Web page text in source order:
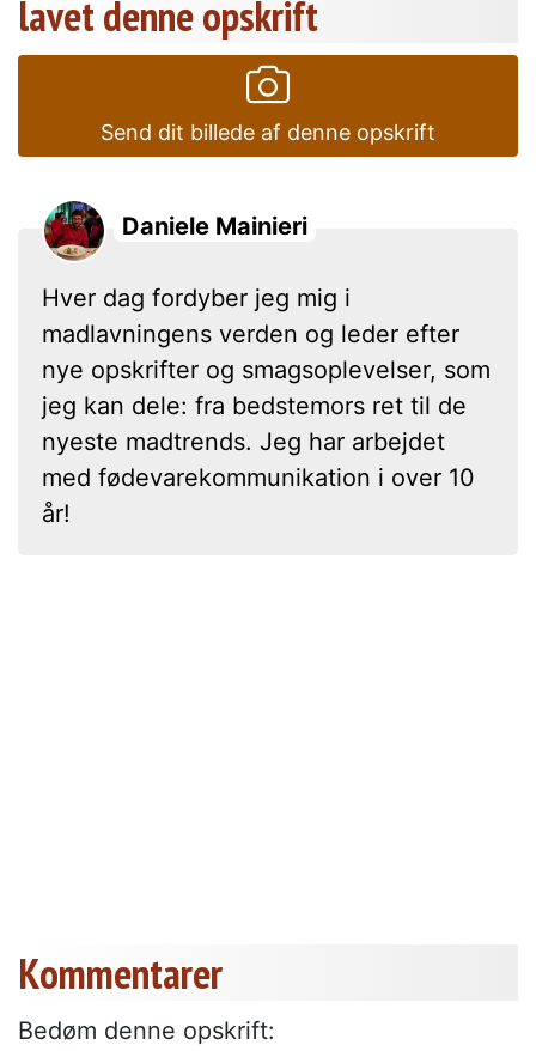
lavet denne opskrift
Send dit billede af denne opskrift
Daniele Mainieri
Hver dag fordyber jeg mig i
madlavningens verden og leder efter
nye opskrifter og smagsoplevelser, som
jeg kan dele: fra bedstemors ret til de
nyeste madtrends. Jeg har arbejdet
med fødevarekommunikation i over 10
år!
Kommentarer
Bedøm denne opskrift: